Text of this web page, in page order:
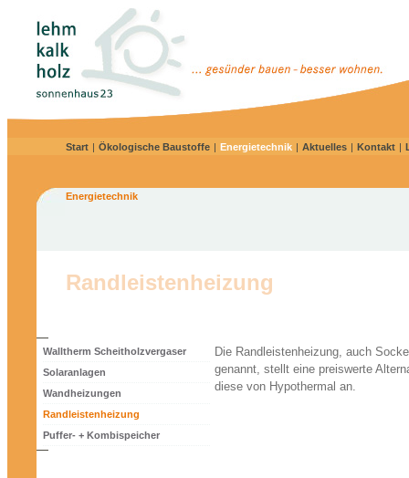
Start | Ökologische Baustoffe | Energietechnik | Aktuelles | Kontakt |
Energietechnik
Randleistenheizung
Walltherm Scheitholzvergaser
Solaranlagen
Wandheizungen
Randleistenheizung
Puffer- + Kombispeicher
Die Randleistenheizung, auch
genannt, stellt eine preiswerte
diese von Hypothermal an.